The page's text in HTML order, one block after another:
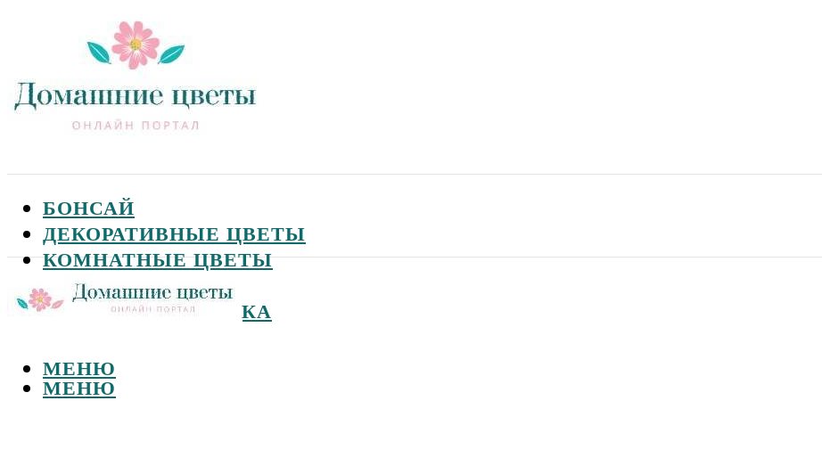
БОНСАЙ
ДЕКОРАТИВНЫЕ ЦВЕТЫ
КОМНАТНЫЕ ЦВЕТЫ
САДОВЫЕ ЦВЕТЫ
СЕМЕНА И ПОСАДКА
МЕНЮ
МЕНЮ